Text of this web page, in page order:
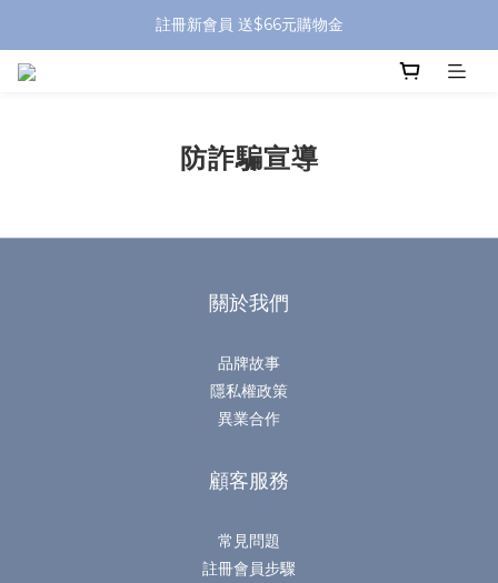
全館滿 $799 免運費 (僅提供台灣本島區域，外島地區請洽客服)
註冊新會員 送$66元購物金
全館滿 $799 免運費 (僅提供台灣本島區域，外島地區請洽客服)
防詐騙宣導
關於我們
品牌故事
隱私權政策
異業合作
顧客服務
常見問題
註冊會員步驟